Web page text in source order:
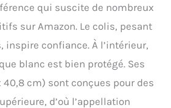
le prix du meilleur design.
Pourquoi choisir nos
toilettes Smart ? Vous
acquérez un produit de
qualité supérieure
fabricant, sans aucun
intermédiaire. Les bidets
qui suscite de nombreux
sur Amazon. Le colis, pesant
inspire confiance. À l’intérieur,
blanc est bien protégé. Ses
cm) sont conçues pour des
d’où l’appellation